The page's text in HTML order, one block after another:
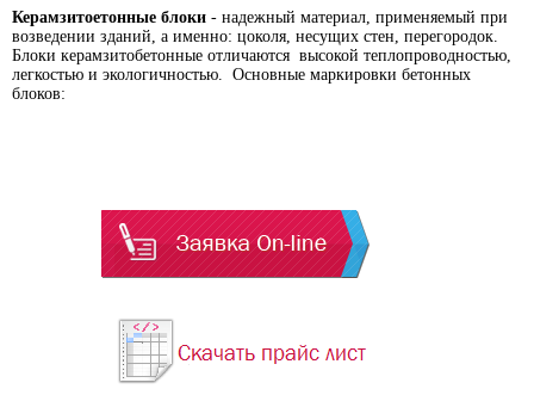
Керамзитоетонные блоки - надежный материал, применяемый при
возведении зданий, а именно: цоколя, несущих стен, перегородок.
Блоки керамзитобетонные отличаются высокой теплопроводностью,
легкостью и экологичностью. Основные маркировки бетонных
блоков: